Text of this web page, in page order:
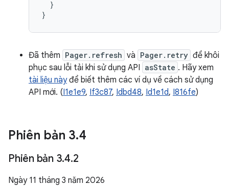
}
}
Đã thêm Pager.refresh và Pager.retry để khôi
phục sau lỗi tải khi sử dụng API asState . Hãy xem
tài liệu nàyđể biết thêm các ví dụ về cách sử dụng
API mới. (I1e1e9, If3c87, Idbd48, Id1e1d, I816fe)
Phiên bản 3.4
Phiên bản 3.4.2
Ngày 11 tháng 3 năm 2026